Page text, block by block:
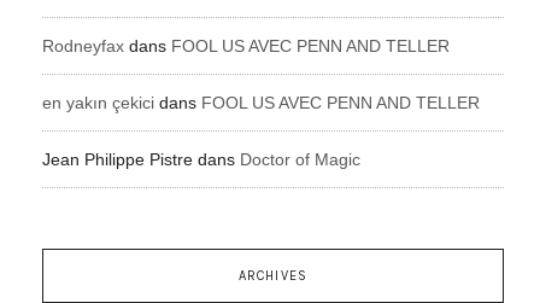
Rodneyfax dans FOOL US AVEC PENN AND TELLER
en yakın çekici dans FOOL US AVEC PENN AND TELLER
Jean Philippe Pistre dans Doctor of Magic
ARCHIVES